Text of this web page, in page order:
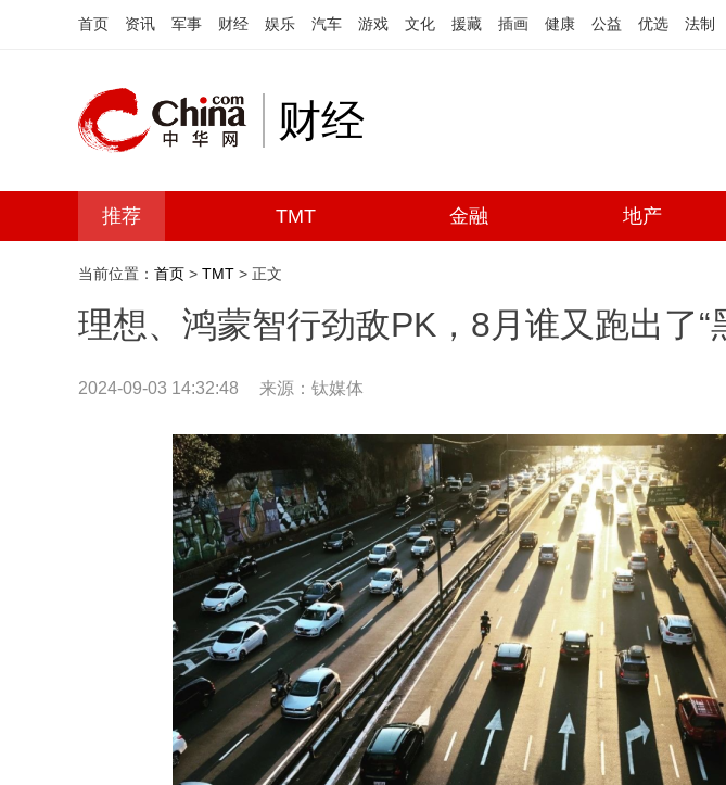
首页 资讯 军事 财经 娱乐 汽车 游戏 文化 援藏 插画 健康 公益 优选 法制
财经
推荐 TMT 金融 地产
当前位置： 首页 > TMT > 正文
理想、鸿蒙智行劲敌PK，8月谁又跑出了“
2024-09-03 14:32:48 来源：钛媒体